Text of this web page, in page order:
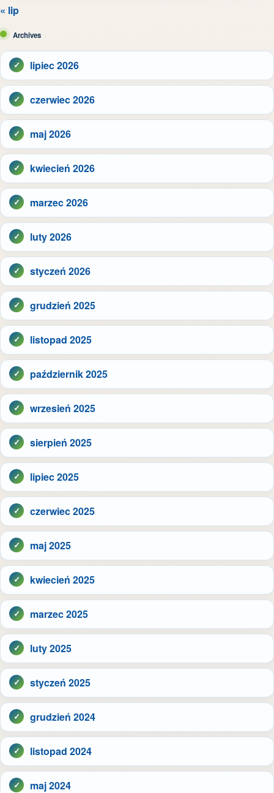
« lip
Archives
lipiec 2026
czerwiec 2026
maj 2026
kwiecień 2026
marzec 2026
luty 2026
styczeń 2026
grudzień 2025
listopad 2025
październik 2025
wrzesień 2025
sierpień 2025
lipiec 2025
czerwiec 2025
maj 2025
kwiecień 2025
marzec 2025
luty 2025
styczeń 2025
grudzień 2024
listopad 2024
maj 2024